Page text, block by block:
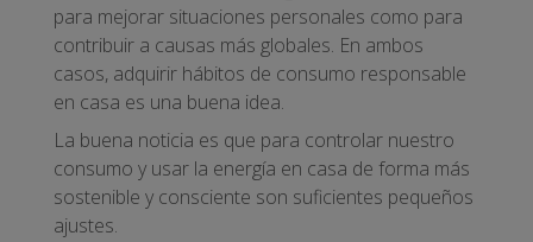
para mejorar situaciones personales como para
contribuir a causas más globales. En ambos
casos, adquirir hábitos de consumo responsable
en casa es una buena idea.
La buena noticia es que para controlar nuestro
consumo y usar la energía en casa de forma más
sostenible y consciente son suficientes pequeños
ajustes.